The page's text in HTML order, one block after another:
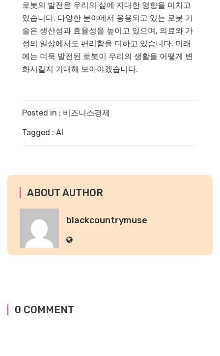
로봇의 발전은 우리의 삶에 지대한 영향을 미치고
있습니다. 다양한 분야에서 응용되고 있는 로봇 기
술은 생산성과 효율성을 높이고 있으며, 의료와 가
정의 일상에서도 편리함을 더하고 있습니다. 미래
에는 더욱 발전된 로봇이 우리의 생활을 어떻게 변
화시킬지 기대해 보아야겠습니다.
Posted in : 비즈니스경제
Tagged : AI
ABOUT AUTHOR
blackcountrymuse
0 COMMENT